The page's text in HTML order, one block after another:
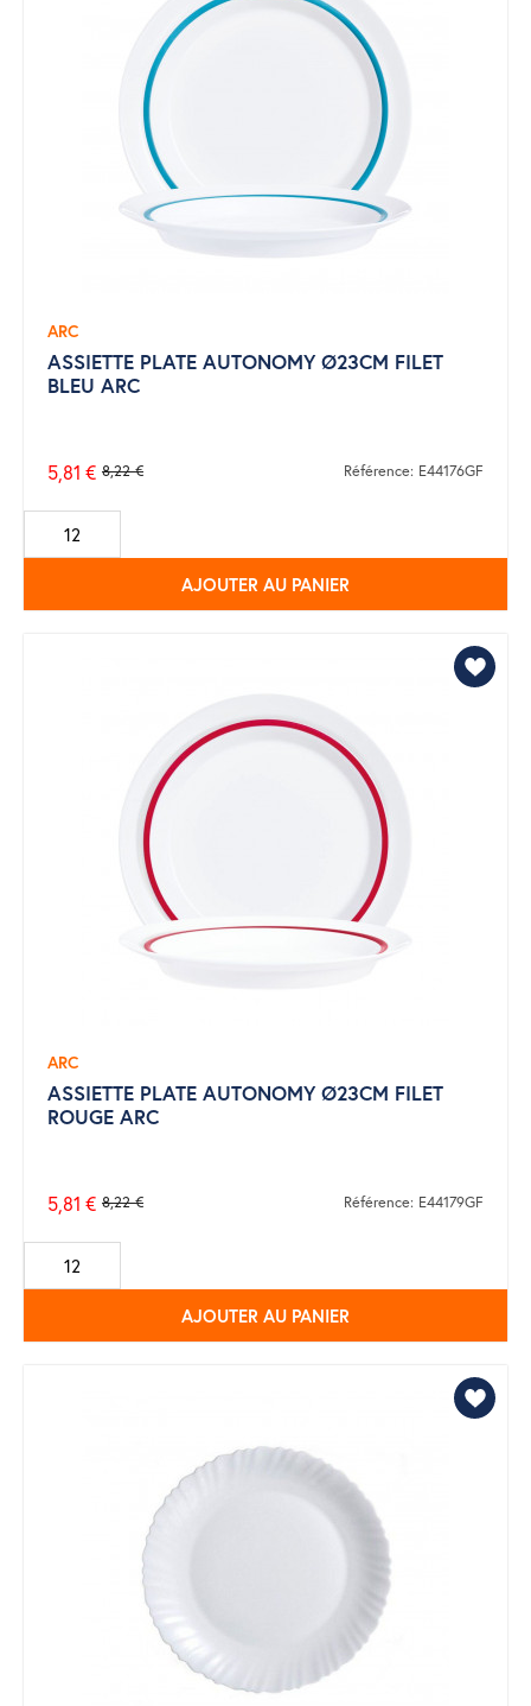
ARC
ASSIETTE PLATE AUTONOMY Ø23CM FILET
BLEU ARC
Prix
de
base
8,22 €
5,81 € Référence: E44176GF
AJOUTER AU PANIER
ARC
ASSIETTE PLATE AUTONOMY Ø23CM FILET
ROUGE ARC
Prix
de
base
8,22 €
5,81 € Référence: E44179GF
AJOUTER AU PANIER